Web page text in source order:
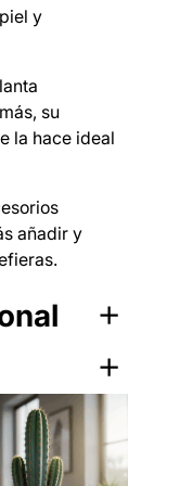
y
su
la hace ideal
añadir y
cm